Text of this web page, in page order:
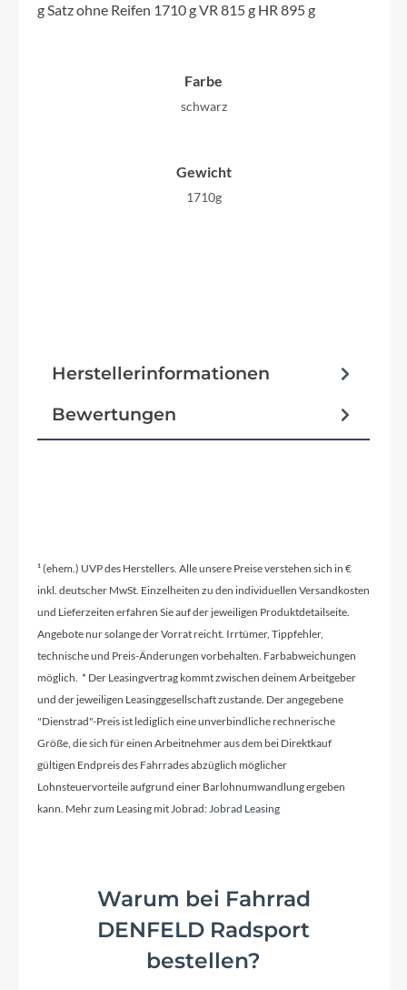
g Satz ohne Reifen 1710 g VR 815 g HR 895 g
Farbe
schwarz
Gewicht
1710g
Herstellerinformationen
Bewertungen
¹ (ehem.) UVP des Herstellers. Alle unsere Preise verstehen sich in €
inkl. deutscher MwSt. Einzelheiten zu den individuellen Versandkosten
und Lieferzeiten erfahren Sie auf der jeweiligen Produktdetailseite.
Angebote nur solange der Vorrat reicht. Irrtümer, Tippfehler,
technische und Preis-Änderungen vorbehalten. Farbabweichungen
möglich. * Der Leasingvertrag kommt zwischen deinem Arbeitgeber
und der jeweiligen Leasinggesellschaft zustande. Der angegebene
"Dienstrad"-Preis ist lediglich eine unverbindliche rechnerische
Größe, die sich für einen Arbeitnehmer aus dem bei Direktkauf
gültigen Endpreis des Fahrrades abzüglich möglicher
Lohnsteuervorteile aufgrund einer Barlohnumwandlung ergeben
kann. Mehr zum Leasing mit Jobrad:Jobrad Leasing
Warum bei Fahrrad
DENFELD Radsport
bestellen?